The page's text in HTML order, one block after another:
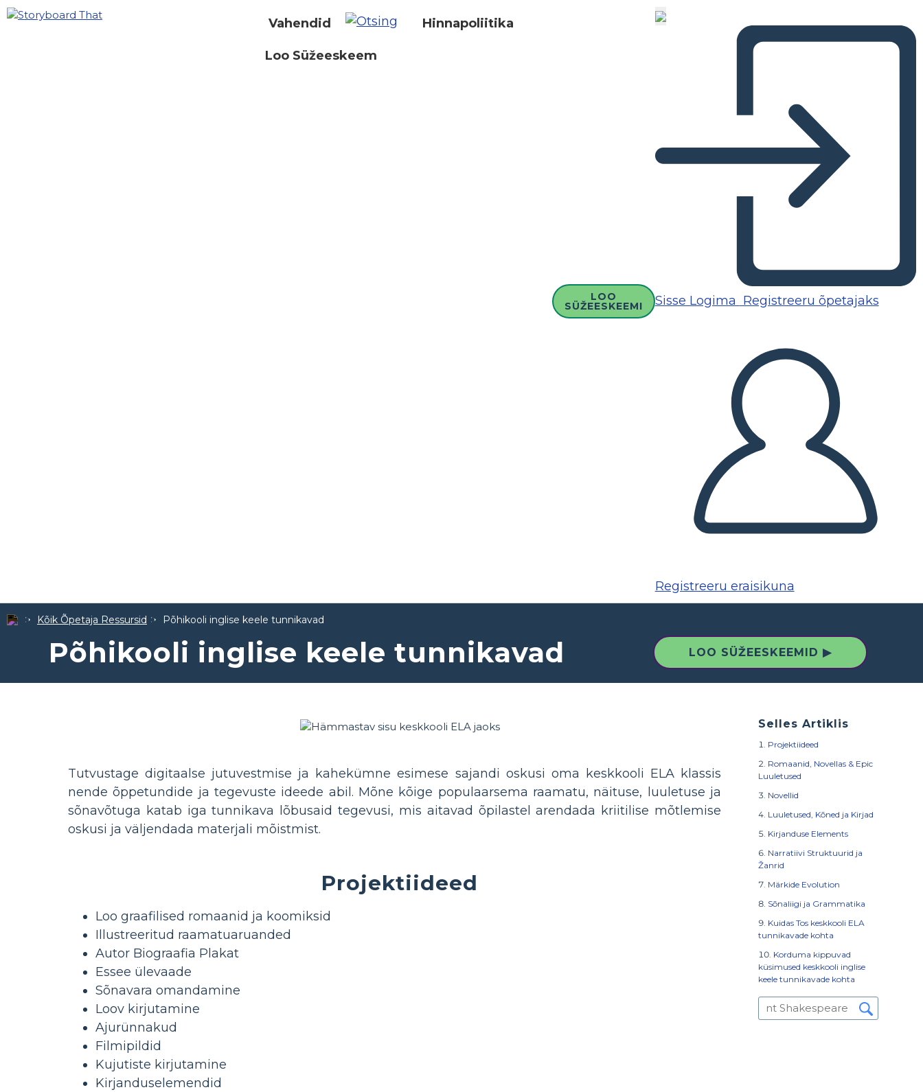
Vahendid Hinnapoliitika
Loo Süžeeskeem
LOO
SÜŽEESKEEMI Sisse Logima Registreeru õpetajaks
Registreeru eraisikuna
Kõik Õpetaja Ressursid Põhikooli inglise keele tunnikavad
Põhikooli inglise keele tunnikavad LOO SÜŽEESKEEMID ▶
Selles Artiklis
Projektiideed
Romaanid, Novellas & Epic
Luuletused
Novellid
Luuletused, Kõned ja Kirjad
Kirjanduse Elements
Narratiivi Struktuurid ja
Žanrid
Märkide Evolution
Sõnaliigi ja Grammatika
Kuidas Tos keskkooli ELA
tunnikavade kohta
Korduma kippuvad
küsimused keskkooli inglise
keele tunnikavade kohta
Tutvustage digitaalse jutuvestmise ja kahekümne esimese sajandi oskusi oma keskkooli ELA klassis
nende õppetundide ja tegevuste ideede abil. Mõne kõige populaarsema raamatu, näituse, luuletuse ja
sõnavõtuga katab iga tunnikava lõbusaid tegevusi, mis aitavad õpilastel arendada kriitilise mõtlemise
oskusi ja väljendada materjali mõistmist.
Projektiideed
Loo graafilised romaanid ja koomiksid
Illustreeritud raamatuaruanded
Autor Biograafia Plakat
Essee ülevaade
Sõnavara omandamine
Loov kirjutamine
Ajurünnakud
Filmipildid
Kujutiste kirjutamine
Kirjanduselemendid